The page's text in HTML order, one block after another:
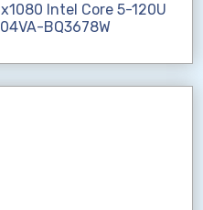
Intel Core 5-120U
BQ3678W